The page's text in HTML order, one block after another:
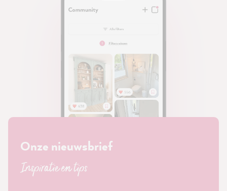
Onze nieuwsbrief
Inspiratie en tips